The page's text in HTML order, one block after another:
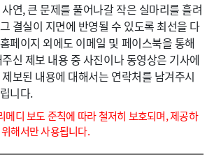
연, 큰 문제를 풀어나갈 작은 실마리를 흘려
결실이 지면에 반영될 수 있도록 최선을 다
페이지 외에도 이메일 및 페이스북을 통해
신 제보 내용 중 사진이나 동영상은 기사에
보된 내용에 대해서는 연락처를 남겨주시
니다.
메디 보도 준칙에 따라 철저히 보호되며, 제공하
해서만 사용됩니다.